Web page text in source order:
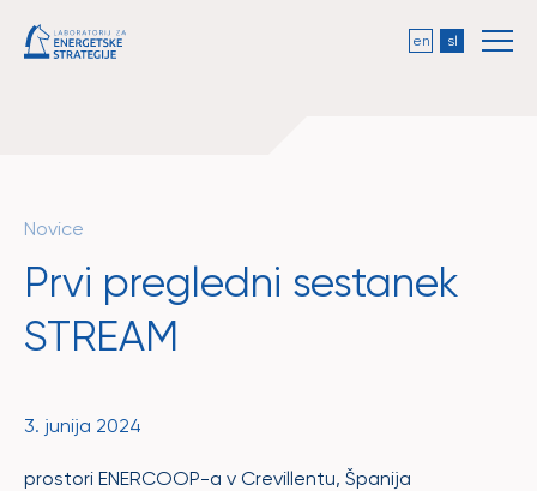
en sl
Novice
Prvi pregledni sestanek
STREAM
3. junija 2024
prostori ENERCOOP-a v Crevillentu, Španija